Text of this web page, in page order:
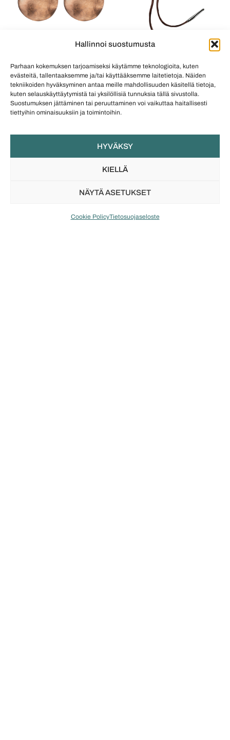
Hallinnoi suostumusta
Parhaan kokemuksen tarjoamiseksi käytämme teknologioita, kuten
evästeitä, tallentaaksemme ja/tai käyttääksemme laitetietoja. Näiden
tekniikoiden hyväksyminen antaa meille mahdollisuuden käsitellä tietoja,
kuten selauskäyttäytymistä tai yksilöllisiä tunnuksia tällä sivustolla.
Suostumuksen jättäminen tai peruuttaminen voi vaikuttaa haitallisesti
tiettyihin ominaisuuksiin ja toimintoihin.
HYVÄKSY
KIELLÄ
NÄYTÄ ASETUKSET
Cookie PolicyTietosuojaseloste
Creped Paper -korvakorut
(pronssi)
79€
TUTUSTU
Floral Mystique -bolo-
riipus (hopea)
289€